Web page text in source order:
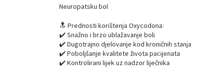
Neuropatsku bol
🔝 Prednosti korištenja Oxycodona:
✔️ Snažno i brzo ublažavanje boli
✔️ Dugotrajno djelovanje kod kroničnih stanja
✔️ Poboljšanje kvalitete života pacijenata
✔️ Kontrolirani lijek uz nadzor liječnika